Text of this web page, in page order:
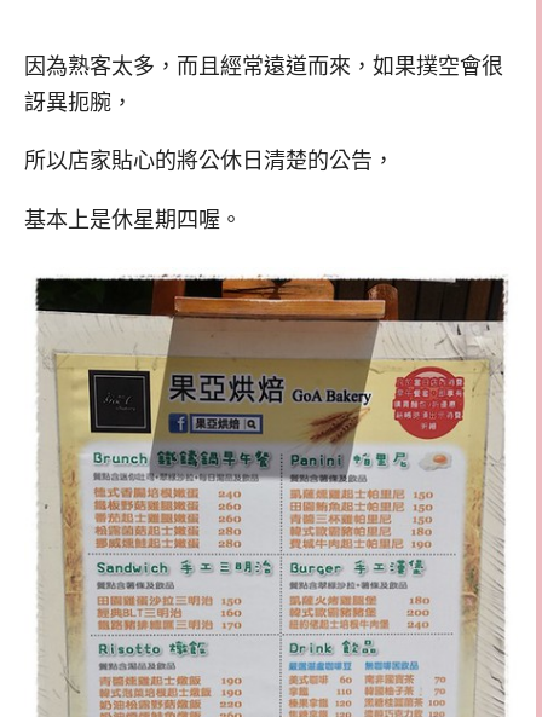
因為熟客太多，而且經常遠道而來，如果撲空會很
訝異扼腕，
所以店家貼心的將公休日清楚的公告，
基本上是休星期四喔。